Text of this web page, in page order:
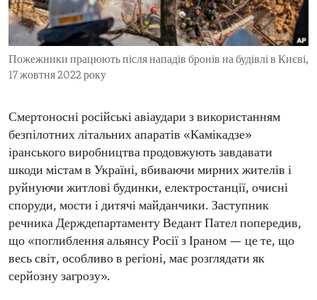
ENVIRONMENT AND HEALTH
IDEALS AND INSTITUTIONS
Пожежники працюють після нападів бронів на будівлі в Києві,
17 жовтня 2022 року
Смертоносні російські авіаудари з використанням
безпілотних літальних апаратів «Камікадзе»
іранського виробництва продовжують завдавати
шкоди містам в Україні, вбиваючи мирних жителів і
руйнуючи житлові будинки, електростанції, очисні
споруди, мости і дитячі майданчики. Заступник
речника Держдепартаменту Ведант Пател попередив,
що «поглиблення альянсу Росії з Іраном — це те, що
весь світ, особливо в регіоні, має розглядати як
серйозну загрозу».